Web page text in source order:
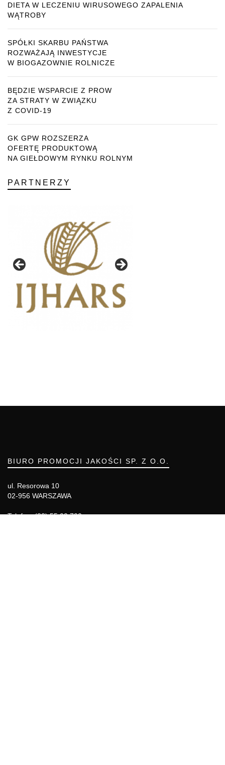
DIETA W LECZENIU WIRUSOWEGO ZAPALENIA
WĄTROBY
SPÓŁKI SKARBU PAŃSTWA
ROZWAŻAJĄ INWESTYCJE
W BIOGAZOWNIE ROLNICZE
BĘDZIE WSPARCIE Z PROW
ZA STRATY W ZWIĄZKU
Z COVID-19
GK GPW ROZSZERZA
OFERTĘ PRODUKTOWĄ
NA GIEŁDOWYM RYNKU ROLNYM
PARTNERZY
BIURO PROMOCJI JAKOŚCI SP. Z O.O.
ul. Resorowa 10
02-956 WARSZAWA
Telefon: (22) 55 00 700